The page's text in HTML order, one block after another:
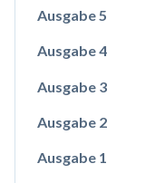
Ausgabe 5
Ausgabe 4
Ausgabe 3
Ausgabe 2
Ausgabe 1